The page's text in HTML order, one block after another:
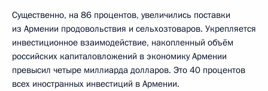
Существенно, на 86 процентов, увеличились поставки
из Армении продовольствия и сельхозтоваров. Укрепляется
инвестиционное взаимодействие, накопленный объём
российских капиталовложений в экономику Армении
превысил четыре миллиарда долларов. Это 40 процентов
всех иностранных инвестиций в Армении.